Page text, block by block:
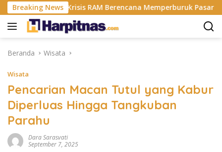
Langsung
ke
konten
Breaking News
Sebut Krisis RAM Berencana Memperburuk Pasar HP Ke
Beranda Wisata
Wisata
Pencarian Macan Tutul yang Kabur
Diperluas Hingga Tangkuban
Parahu
Dara Sarasvati
September 7, 2025